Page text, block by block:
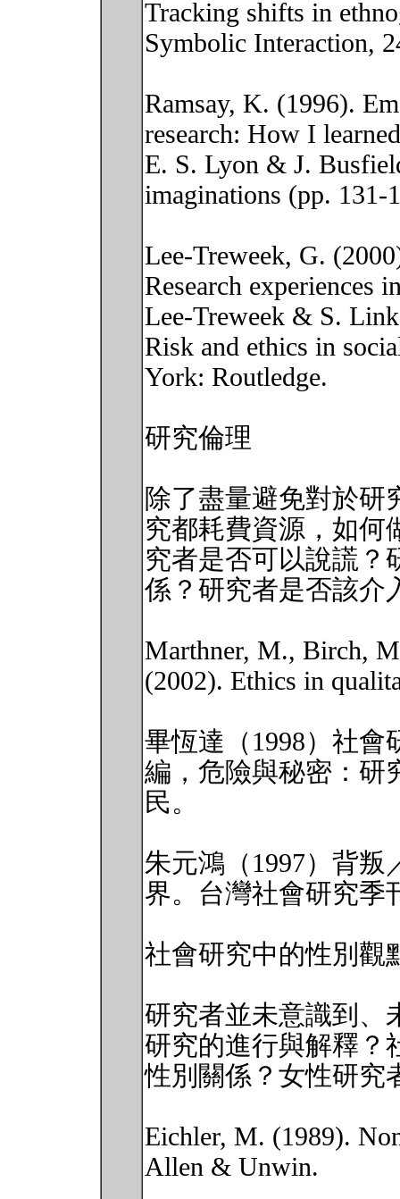
Tracking shifts in
Symbolic Interaction,
Ramsay, K. (1996).
research: How I
E. S. Lyon & J.
imaginations (pp. 131-
Lee-Treweek, G.
Research experiences
Lee-Treweek & S.
Risk and ethics in
York: Routledge.
研究倫理
除了盡量避免對於研
究都耗費資源，如何
究者是否可以說謊？
係？研究者是否該介
Marthner, M., Birch,
(2002). Ethics in
畢恆達（1998）社
編，危險與秘密：研
民。
朱元鴻（1997）背
界。台灣社會研究季
社會研究中的性別觀
研究者並未意識到、
研究的進行與解釋？
性別關係？女性研究
Eichler, M. (1989).
Allen & Unwin.